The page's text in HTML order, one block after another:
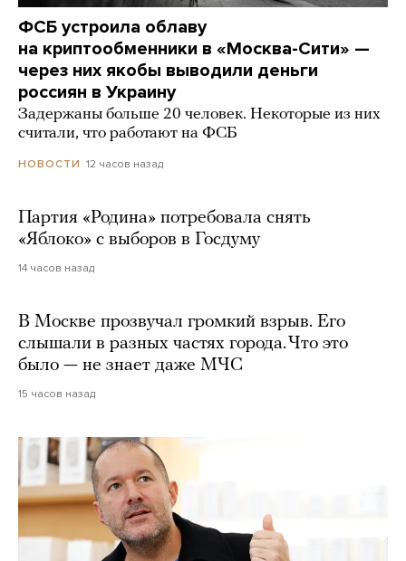
ФСБ устроила облаву
на криптообменники в «Москва-Сити» —
через них якобы выводили деньги
россиян в Украину
Задержаны больше 20 человек. Некоторые из них
считали, что работают на ФСБ
НОВОСТИ 12 часов назад
Партия «Родина» потребовала снять
«Яблоко» с выборов в Госдуму
14 часов назад
В Москве прозвучал громкий взрыв. Его
слышали в разных частях города. Что это
было — не знает даже МЧС
15 часов назад